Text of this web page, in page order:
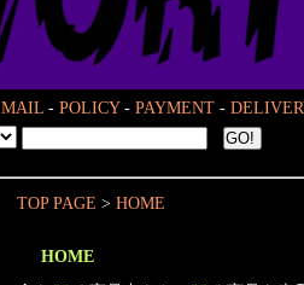
MAIL - POLICY- PAYMENT -
TOP PAGE > HOME
HOME